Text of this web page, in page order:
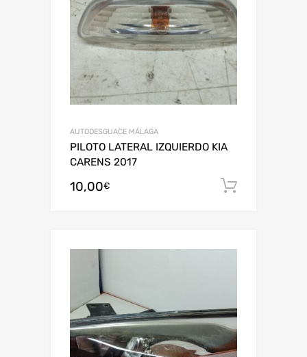
AUTODESGUACE MÁLAGA
PILOTO LATERAL IZQUIERDO KIA
CARENS 2017
10,00€